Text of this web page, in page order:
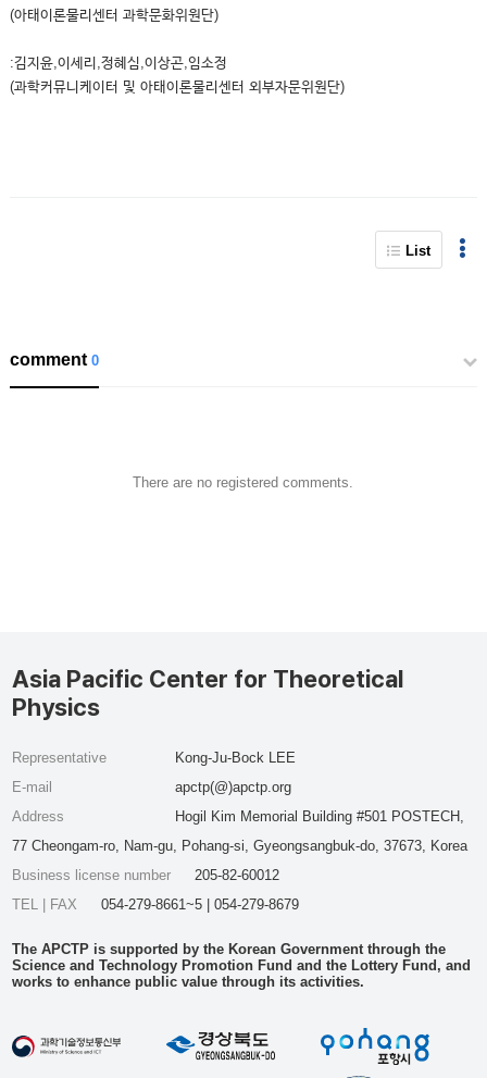
(아태이론물리센터 과학문화위원단)
:김지윤,이세리,정혜심,이상곤,임소정
(과학커뮤니케이터 및 아태이론물리센터 외부자문위원단)
List
comment0
There are no registered comments.
Asia Pacific Center for Theoretical
Physics
Representative
Kong-Ju-Bock LEE
E-mail
apctp(@)apctp.org
Address
Hogil Kim Memorial Building #501 POSTECH,
77 Cheongam-ro, Nam-gu, Pohang-si, Gyeongsangbuk-do, 37673, Korea
Business license number
205-82-60012
TEL | FAX
054-279-8661~5 | 054-279-8679
The APCTP is supported by the Korean Government through the
Science and Technology Promotion Fund and the Lottery Fund, and
works to enhance public value through its activities.